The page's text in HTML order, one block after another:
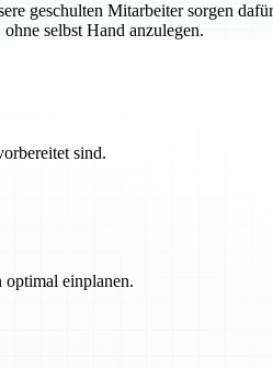
geschulten Mitarbeiter sorgen
selbst Hand anzulegen.
sind.
einplanen.